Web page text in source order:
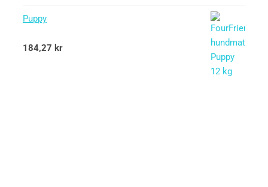
Puppy
Betygsatt
5.00
184,27 kr